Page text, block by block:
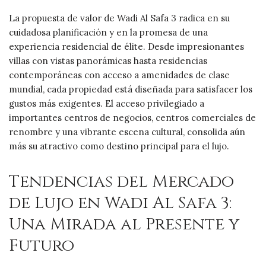
La propuesta de valor de Wadi Al Safa 3 radica en su
cuidadosa planificación y en la promesa de una
experiencia residencial de élite. Desde impresionantes
villas con vistas panorámicas hasta residencias
contemporáneas con acceso a amenidades de clase
mundial, cada propiedad está diseñada para satisfacer los
gustos más exigentes. El acceso privilegiado a
importantes centros de negocios, centros comerciales de
renombre y una vibrante escena cultural, consolida aún
más su atractivo como destino principal para el lujo.
Tendencias del Mercado
de Lujo en Wadi Al Safa 3:
Una Mirada al Presente y
Futuro